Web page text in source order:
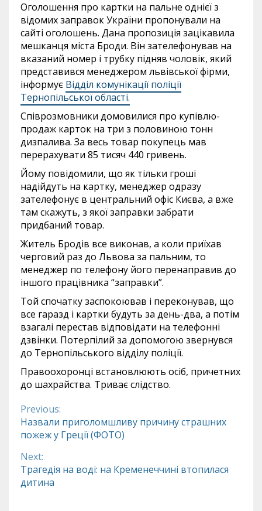
Оголошення про картки на пальне однієї з
відомих заправок України пропонували на
сайті оголошень. Дана пропозиція зацікавила
мешканця міста Броди. Він зателефонував на
вказаний номер і трубку підняв чоловік, який
представився менеджером львівської фірми,
інформує Відділ комунікації поліції
Тернопільської області.
Співрозмовники домовилися про купівлю-
продаж карток на три з половиною тонн
дизпалива. За весь товар покупець мав
перерахувати 85 тисяч 440 гривень.
Йому повідомили, що як тільки гроші
надійдуть на картку, менеджер одразу
зателефонує в центральний офіс Києва, а вже
там скажуть, з якої заправки забрати
придбаний товар.
Житель Бродів все виконав, а коли приїхав
черговий раз до Львова за пальним, то
менеджер по телефону його перенаправив до
іншого працівника “заправки”.
Той спочатку заспокоював і переконував, що
все гаразд і картки будуть за день-два, а потім
взагалі перестав відповідати на телефонні
дзвінки. Потерпілий за допомогою звернувся
до Тернопільського відділу поліції.
Правоохоронці встановлюють осіб, причетних
до шахрайства. Триває слідство.
Continue
Reading
Previous:
Назвали приголомшливу причину страшних
пожеж у Греції (ФОТО)
Next:
Трагедія на воді: на Кременеччині втопилася
дитина